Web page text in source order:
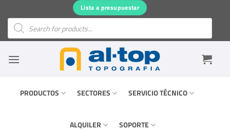
contenido
Lista a presupuestar
Búsqueda
productos
PRODUCTOS SECTORES SERVICIO TÉCNICO
ALQUILER SOPORTE